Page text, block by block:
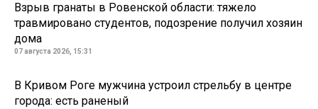
Взрыв гранаты в Ровенской области: тяжело
травмировано студентов, подозрение получил хозяин
дома
07 августа 2026, 15:31
В Кривом Роге мужчина устроил стрельбу в центре
города: есть раненый